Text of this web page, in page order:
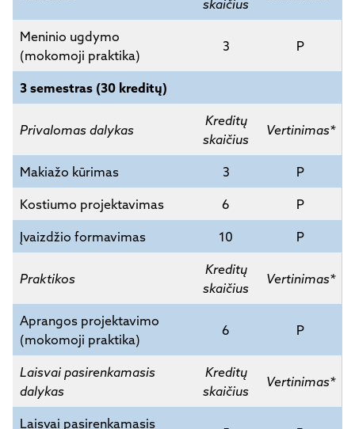
skaičius
Meninio ugdymo
(mokomoji praktika)
3 P
3 semestras (30 kreditų)
Privalomas dalykas
Kreditų
skaičius
Vertinimas*
Makiažo kūrimas 3 P
Kostiumo projektavimas 6 P
Įvaizdžio formavimas 10 P
Praktikos
Kreditų
skaičius
Vertinimas*
Aprangos projektavimo
(mokomoji praktika)
6 P
Laisvai pasirenkamasis
dalykas
Kreditų
skaičius
Vertinimas*
Laisvai pasirenkamasis